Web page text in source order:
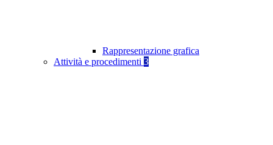
Rappresentazione grafica
Attività e procedimenti 3